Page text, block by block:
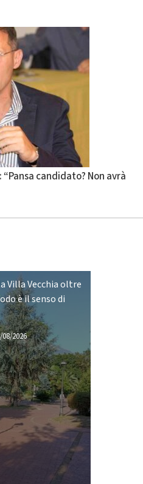
candidato? Non avrà
Villa Vecchia oltre
è il senso di
08/2026